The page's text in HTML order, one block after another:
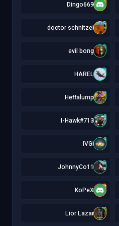
D
Dingo669
d
doctor schnitzel
e
evil bong
H
HAREL
H
Heffalump
I
I-Hawk#713
I
IVGI
J
JohnnyCo11
K
KoPeX
L
Lior Lazar